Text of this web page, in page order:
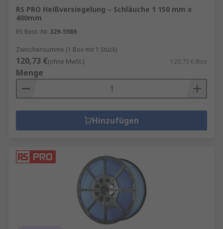
RS PRO Heißversiegelung – Schläuche 1 150 mm x
400mm
RS Best.-Nr. 329-5986
Zwischensumme (1 Box mit 1 Stück)
120,73 €(ohne MwSt.) 120,73 €/Box
Menge
Hinzufügen